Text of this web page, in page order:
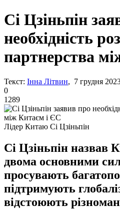
Сі Цзіньпін
необхідність
партнерства
Текст: Інна Літвин, 7 грудня
0
1289
Лідер Китаю Сі Цзіньпін
Сі Цзіньпін назвав
двома основними
просувають
підтримують
відстоюють